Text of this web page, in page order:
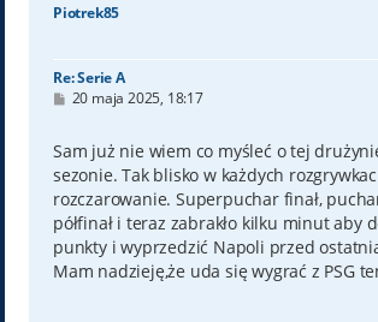
Piotrek85
Re: Serie A
P
t
20 maja 2025, 18:17
Sam już nie wiem co myśleć o tej
sezonie. Tak blisko w każdych
rozczarowanie. Superpuchar finał,
półfinał i teraz zabrakło kilku minut aby
punkty i wyprzedzić Napoli przed
Mam nadzieję,że uda się wygrać z PSG